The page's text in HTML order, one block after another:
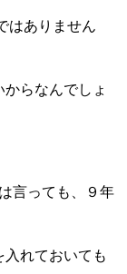
はありません
らなんでしょ
言っても、９年
れておいても